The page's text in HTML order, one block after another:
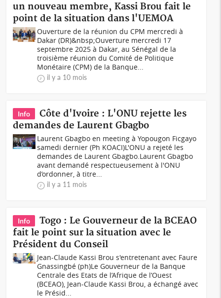
un nouveau membre, Kassi Brou fait le
point de la situation dans l'UEMOA
Ouverture de la réunion du CPM mercredi à
Dakar (DR)&nbsp;Ouverture mercredi 17
septembre 2025 à Dakar, au Sénégal de la
troisième réunion du Comité de Politique
Monétaire (CPM) de la Banque...
il y a 10 mois
Info
Côte d'Ivoire : L'ONU rejette les
demandes de Laurent Gbagbo
Laurent Gbagbo en meeting à Yopougon Ficgayo
samedi dernier (Ph KOACI)L'ONU a rejeté les
demandes de Laurent Gbagbo.Laurent Gbagbo
avant demandé respectueusement à l'ONU
d’ordonner, à titre...
il y a 11 mois
Info
Togo : Le Gouverneur de la BCEAO
fait le point sur la situation avec le
Président du Conseil
Jean-Claude Kassi Brou s'entretenant avec Faure
Gnassingbé (ph)Le Gouverneur de la Banque
Centrale des Etats de l’Afrique de l’Ouest
(BCEAO), Jean-Claude Kassi Brou, a échangé avec
le Présid...